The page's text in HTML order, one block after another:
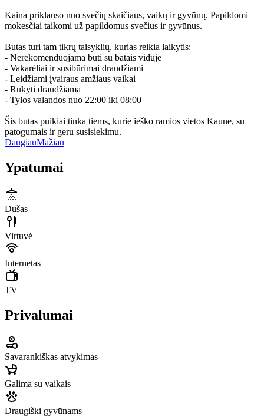
Kaina priklauso nuo svečių skaičiaus, vaikų ir gyvūnų. Papildomi
mokesčiai taikomi už papildomus svečius ir gyvūnus.
Butas turi tam tikrų taisyklių, kurias reikia laikytis:
- Nerekomenduojama būti su batais viduje
- Vakarėliai ir susibūrimai draudžiami
- Leidžiami įvairaus amžiaus vaikai
- Rūkyti draudžiama
- Tylos valandos nuo 22:00 iki 08:00
Šis butas puikiai tinka tiems, kurie ieško ramios vietos Kaune, su
patogumais ir geru susisiekimu.
DaugiauMažiau
Ypatumai
Dušas
Virtuvė
Internetas
TV
Privalumai
Savarankiškas atvykimas
Galima su vaikais
Draugiški gyvūnams